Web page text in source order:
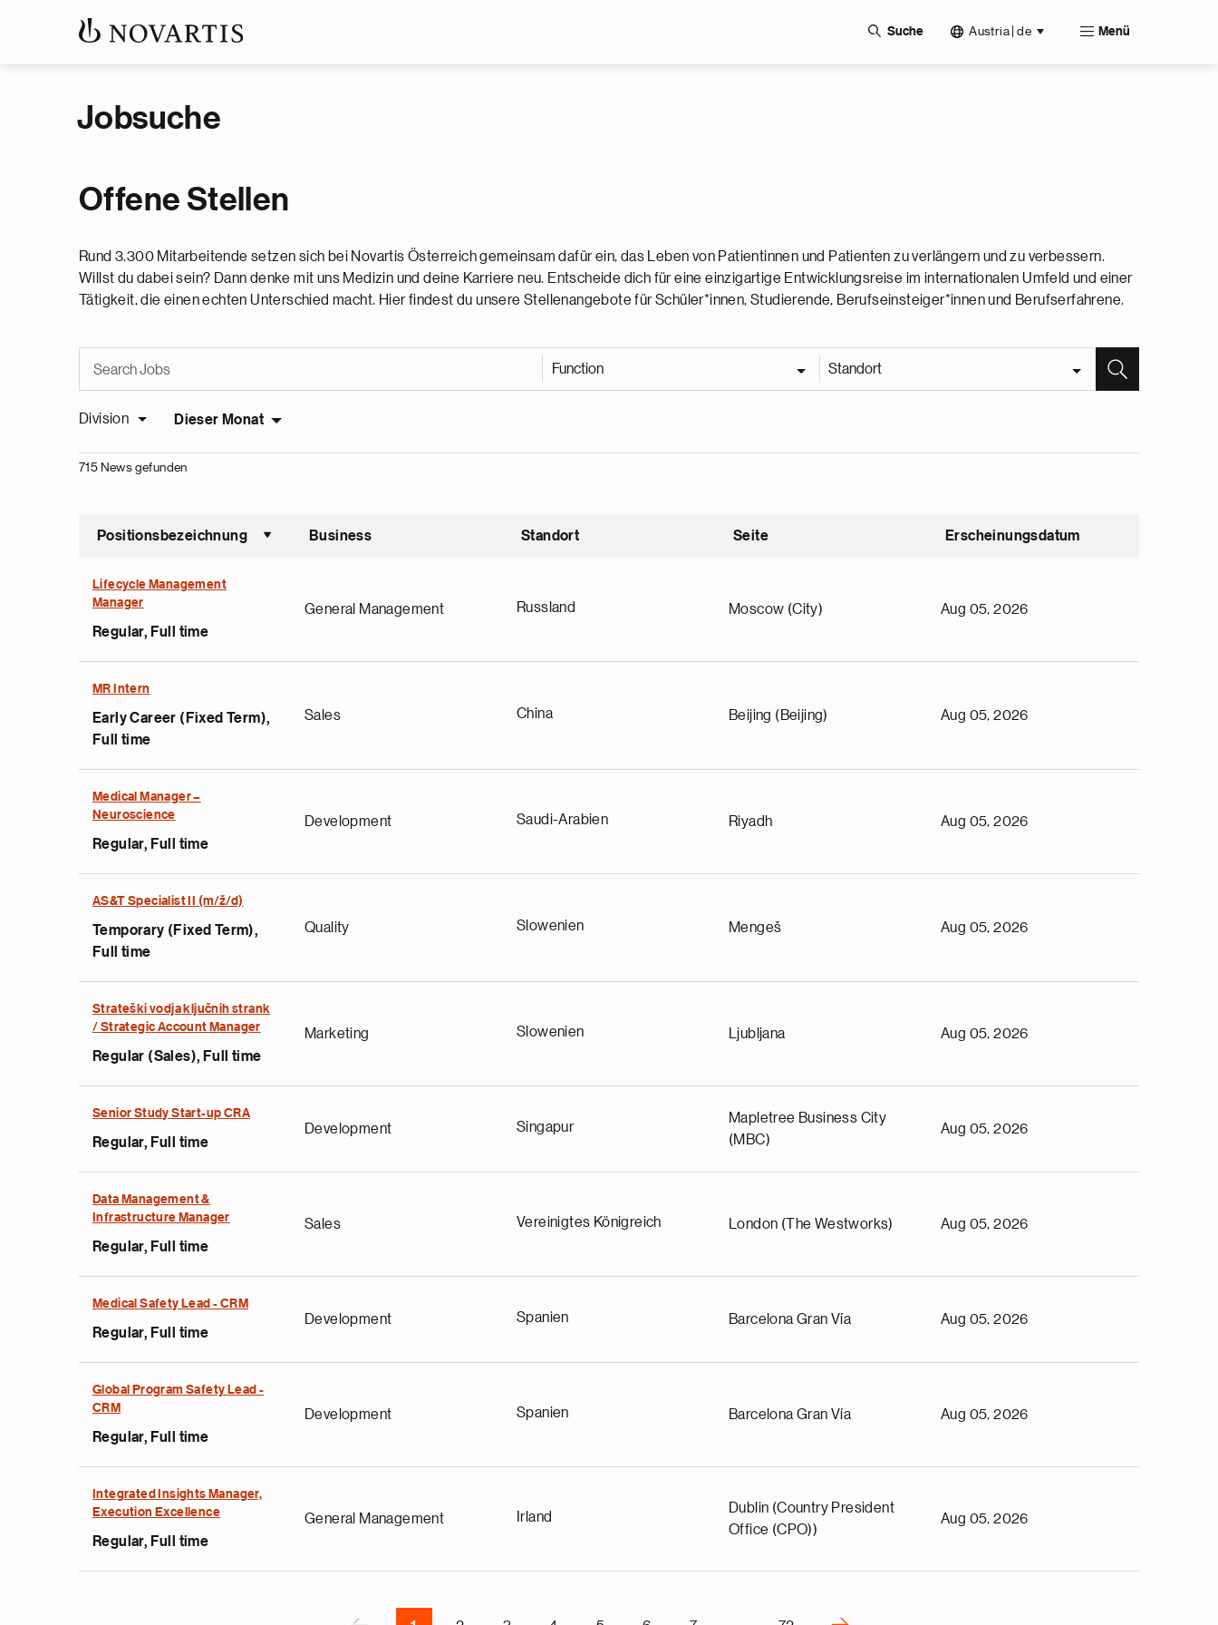
Suche Austria | de Menü
Jobsuche
Offene Stellen
Rund 3.300 Mitarbeitende setzen sich bei Novartis Österreich gemeinsam dafür ein, das Leben von Patientinnen und Patienten zu verlängern und zu verbessern.
Willst du dabei sein? Dann denke mit uns Medizin und deine Karriere neu. Entscheide dich für eine einzigartige Entwicklungsreise im internationalen Umfeld und einer
Tätigkeit, die einen echten Unterschied macht. Hier findest du unsere Stellenangebote für Schüler*innen, Studierende, Berufseinsteiger*innen und Berufserfahrene.
Function Standort
Division Dieser Monat
715 News gefunden
Positionsbezeichnung
Sort ascending
Business Standort Seite Erscheinungsdatum
Lifecycle Management
Manager
Regular, Full time
General Management Russland Moscow (City) Aug 05, 2026
MR Intern
Early Career (Fixed Term),
Full time
Sales China Beijing (Beijing) Aug 05, 2026
Medical Manager –
Neuroscience
Regular, Full time
Development Saudi-Arabien Riyadh Aug 05, 2026
AS&T Specialist II (m/ž/d)
Temporary (Fixed Term),
Full time
Quality Slowenien Mengeš Aug 05, 2026
Strateški vodja ključnih strank
/ Strategic Account Manager
Regular (Sales), Full time
Marketing Slowenien Ljubljana Aug 05, 2026
Senior Study Start-up CRA
Regular, Full time
Development Singapur
Mapletree Business City
(MBC)
Aug 05, 2026
Data Management &
Infrastructure Manager
Regular, Full time
Sales Vereinigtes Königreich London (The Westworks) Aug 05, 2026
Medical Safety Lead - CRM
Regular, Full time
Development Spanien Barcelona Gran Vía Aug 05, 2026
Global Program Safety Lead -
CRM
Regular, Full time
Development Spanien Barcelona Gran Vía Aug 05, 2026
Integrated Insights Manager,
Execution Excellence
Regular, Full time
General Management Irland
Dublin (Country President
Office (CPO))
Aug 05, 2026
o
g